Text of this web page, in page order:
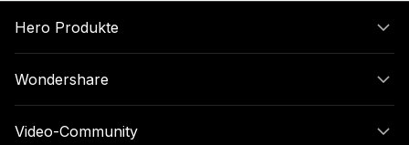
Hero Produkte
Wondershare
Video-Community